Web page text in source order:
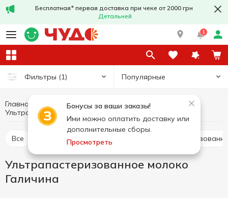
Бесплатная* первая доставка при чеке от 2000 грн
Детальней
1
Фильтры (1) Популярные
Бонусы за ваши заказы!
Ими можно оплатить доставку или
дополнительные сборы.
Просмотреть
Главная Яйца и молочные продукты Молоко
Ультрапастеризованное молоко
Все Ультрапастеризованное молоко
Ультрапастеризованное молоко
Галичина